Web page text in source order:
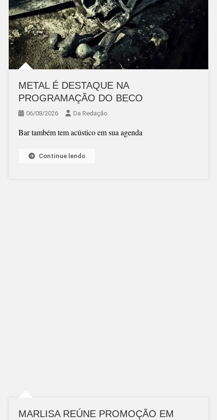
METAL É DESTAQUE NA
PROGRAMAÇÃO DO BECO
06/08/2026 Da Redação
Bar também tem acústico em sua agenda
Continue lendo
MARLISA REÚNE PROMOÇÃO EM